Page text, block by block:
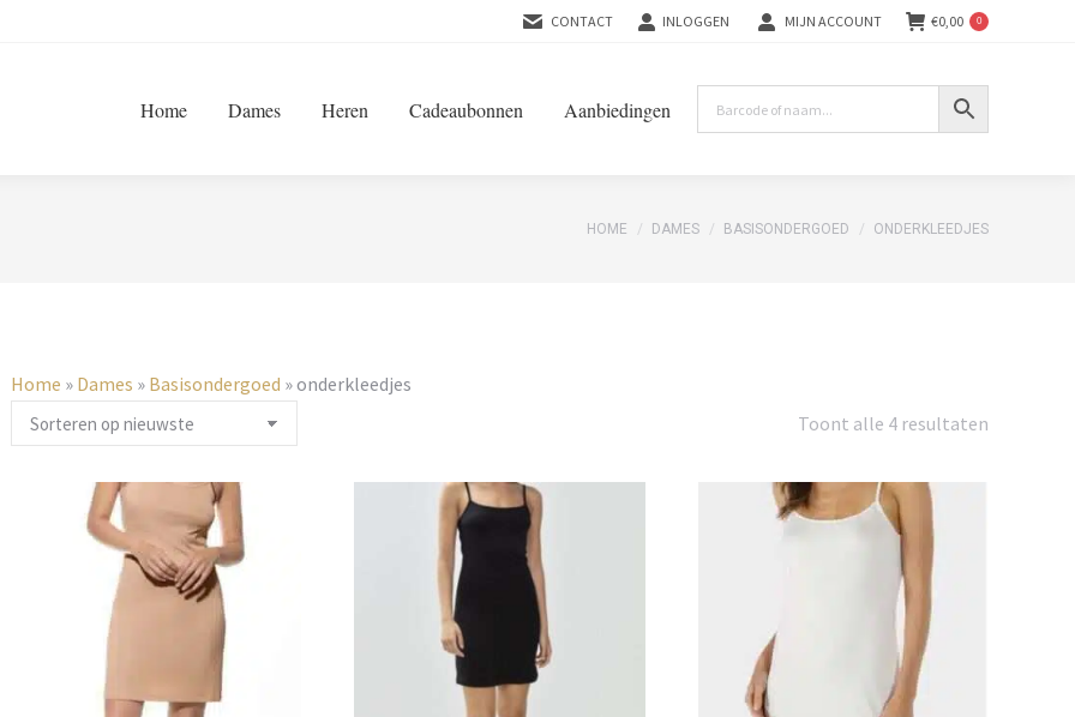
CONTACT INLOGGEN MIJN ACCOUNT €0,00 0
Home Dames Heren Cadeaubonnen Aanbiedingen
You are here:
HOME DAMES BASISONDERGOED ONDERKLEEDJES
Home » Dames » Basisondergoed »onderkleedjes
Toont alle 4 resultaten